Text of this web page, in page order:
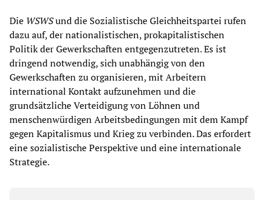
Die WSWSund die Sozialistische Gleichheitspartei rufen
dazu auf, der nationalistischen, prokapitalistischen
Politik der Gewerkschaften entgegenzutreten. Es ist
dringend notwendig, sich unabhängig von den
Gewerkschaften zu organisieren, mit Arbeitern
international Kontakt aufzunehmen und die
grundsätzliche Verteidigung von Löhnen und
menschenwürdigen Arbeitsbedingungen mit dem Kampf
gegen Kapitalismus und Krieg zu verbinden. Das erfordert
eine sozialistische Perspektive und eine internationale
Strategie.